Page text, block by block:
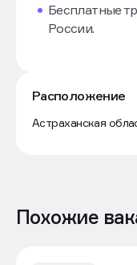
Бесплатные
России.
Расположение
Астраханская
Похожие